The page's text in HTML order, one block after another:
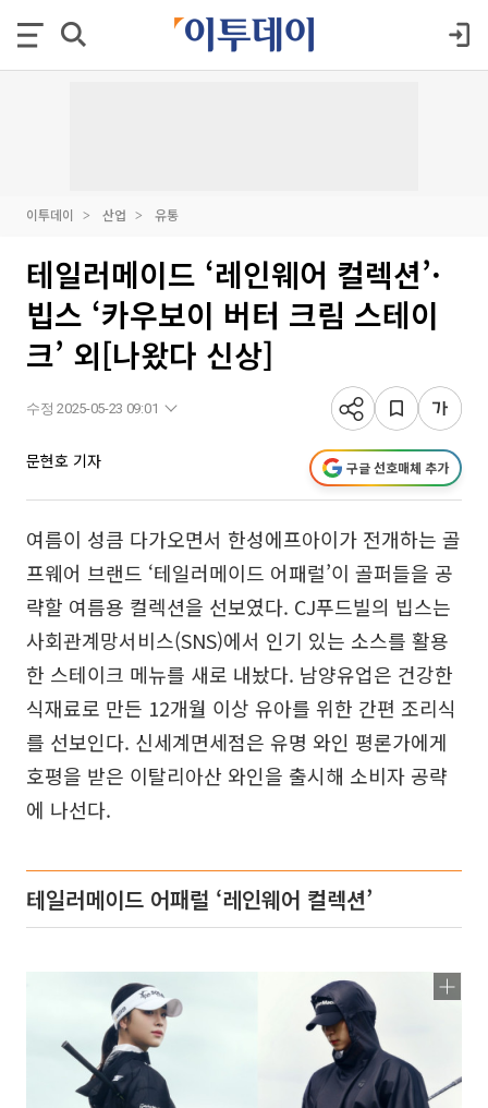
이투데이 산업 유통
테일러메이드 ‘레인웨어 컬렉션’·
빕스 ‘카우보이 버터 크림 스테이
크’ 외[나왔다 신상]
수정 2025-05-23 09:01
문현호 기자 구글 선호매체 추가
여름이 성큼 다가오면서 한성에프아이가 전개하는 골
프웨어 브랜드 ‘테일러메이드 어패럴’이 골퍼들을 공
략할 여름용 컬렉션을 선보였다. CJ푸드빌의 빕스는
사회관계망서비스(SNS)에서 인기 있는 소스를 활용
한 스테이크 메뉴를 새로 내놨다. 남양유업은 건강한
식재료로 만든 12개월 이상 유아를 위한 간편 조리식
를 선보인다. 신세계면세점은 유명 와인 평론가에게
호평을 받은 이탈리아산 와인을 출시해 소비자 공략
에 나선다.
테일러메이드 어패럴 ‘레인웨어 컬렉션’